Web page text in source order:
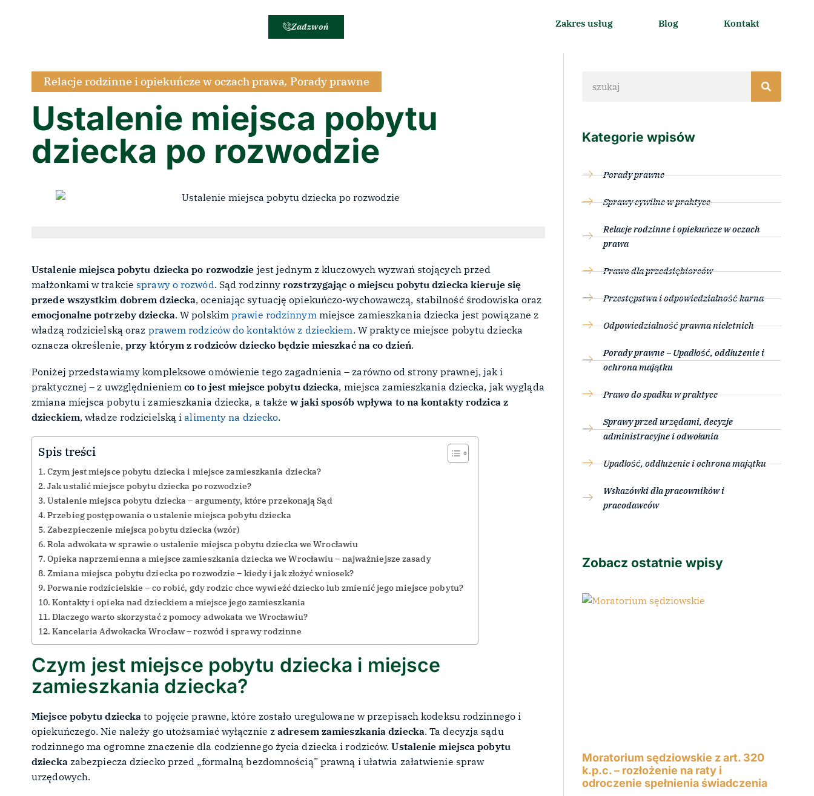
Zadzwoń Zakres usług Blog Kontakt
Relacje rodzinne i opiekuńcze w oczach prawa, Porady prawne
Ustalenie miejsca pobytu
dziecka po rozwodzie
Ustalenie miejsca pobytu dziecka po rozwodzie jest jednym z kluczowych wyzwań stojących przed
małżonkami w trakcie sprawy o rozwód. Sąd rodzinnyrozstrzygając o miejscu pobytu dziecka kieruje się
przede wszystkim dobrem dziecka, oceniając sytuację opiekuńczo-wychowawczą, stabilność środowiska oraz
emocjonalne potrzeby dziecka. W polskimprawie rodzinnymmiejsce zamieszkania dziecka jest powiązane z
władzą rodzicielską oraz prawem rodziców do kontaktów z dzieckiem. W praktyce miejsce pobytu dziecka
oznacza określenie, przy którym z rodziców dziecko będzie mieszkać na co dzień.
Poniżej przedstawiamy kompleksowe omówienie tego zagadnienia – zarówno od strony prawnej, jak i
praktycznej – z uwzględnieniemco to jest miejsce pobytu dziecka, miejsca zamieszkania dziecka, jak wygląda
zmiana miejsca pobytu i zamieszkania dziecka, a takżew jaki sposób wpływa to na kontakty rodzica z
dzieckiem, władze rodzicielską ialimenty na dziecko.
Spis treści
Czym jest miejsce pobytu dziecka i miejsce zamieszkania dziecka?
Jak ustalić miejsce pobytu dziecka po rozwodzie?
Ustalenie miejsca pobytu dziecka – argumenty, które przekonają Sąd
Przebieg postępowania o ustalenie miejsca pobytu dziecka
Zabezpieczenie miejsca pobytu dziecka (wzór)
Rola adwokata w sprawie o ustalenie miejsca pobytu dziecka we Wrocławiu
Opieka naprzemienna a miejsce zamieszkania dziecka we Wrocławiu – najważniejsze zasady
Zmiana miejsca pobytu dziecka po rozwodzie – kiedy i jak złożyć wniosek?
Porwanie rodzicielskie – co robić, gdy rodzic chce wywieźć dziecko lub zmienić jego miejsce pobytu?
Kontakty i opieka nad dzieckiem a miejsce jego zamieszkania
Dlaczego warto skorzystać z pomocy adwokata we Wrocławiu?
Kancelaria Adwokacka Wrocław – rozwód i sprawy rodzinne
Czym jest miejsce pobytu dziecka i miejsce
zamieszkania dziecka?
Miejsce pobytu dziecka to pojęcie prawne, które zostało uregulowane w przepisach kodeksu rodzinnego i
opiekuńczego. Nie należy go utożsamiać wyłącznie zadresem zamieszkania dziecka. Ta decyzja sądu
rodzinnego ma ogromne znaczenie dla codziennego życia dziecka i rodziców.Ustalenie miejsca pobytu
dziecka zabezpiecza dziecko przed „formalną bezdomnością” prawną i ułatwia załatwienie spraw
urzędowych.
Kategorie wpisów
Porady prawne
Sprawy cywilne w praktyce
Relacje rodzinne i opiekuńcze w oczach
prawa
Prawo dla przedsiębiorców
Przestępstwa i odpowiedzialność karna
Odpowiedzialność prawna nieletnich
Porady prawne – Upadłość, oddłużenie i
ochrona majątku
Prawo do spadku w praktyce
Sprawy przed urzędami, decyzje
administracyjne i odwołania
Upadłość, oddłużenie i ochrona majątku
Wskazówki dla pracowników i
pracodawców
Zobacz ostatnie wpisy
Moratorium sędziowskie z art. 320
k.p.c. – rozłożenie na raty i
odroczenie spełnienia świadczenia